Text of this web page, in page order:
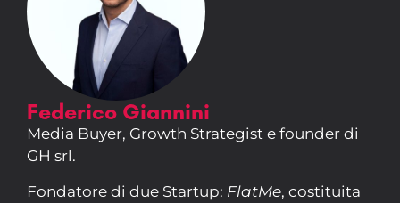
Federico Giannini
Media Buyer, Growth Strategist e founder di
GH srl.
Fondatore di due Startup: FlatMe, costituita